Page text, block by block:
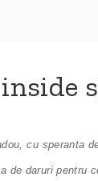
cu speranta
de daruri pentru